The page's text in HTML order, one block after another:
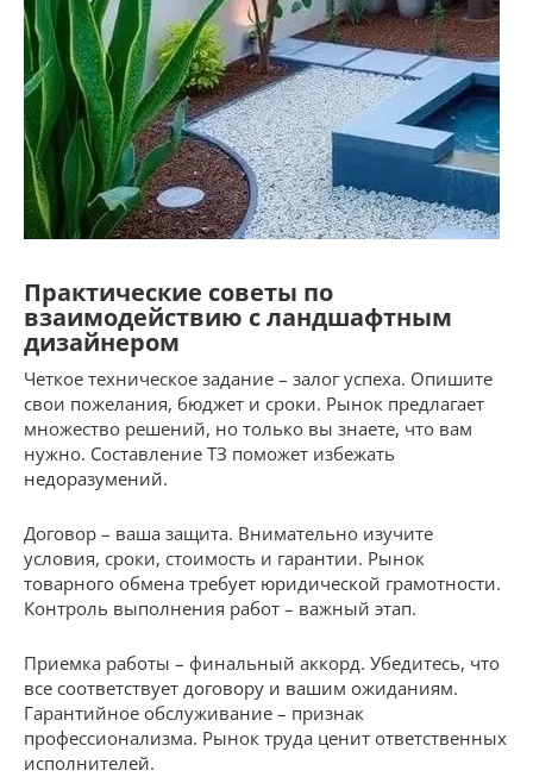
Практические советы по
взаимодействию с ландшафтным
дизайнером
Четкое техническое задание – залог успеха. Опишите
свои пожелания, бюджет и сроки. Рынок предлагает
множество решений, но только вы знаете, что вам
нужно. Составление ТЗ поможет избежать
недоразумений.
Договор – ваша защита. Внимательно изучите
условия, сроки, стоимость и гарантии. Рынок
товарного обмена требует юридической грамотности.
Контроль выполнения работ – важный этап.
Приемка работы – финальный аккорд. Убедитесь, что
все соответствует договору и вашим ожиданиям.
Гарантийное обслуживание – признак
профессионализма. Рынок труда ценит ответственных
исполнителей.